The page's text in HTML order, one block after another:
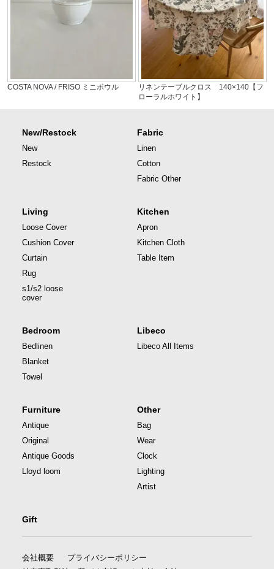
COSTA NOVA / FRISO ミニボウル
リネンテーブルクロス 140×140【フ
ローラルホワイト】
New/Restock
New
Restock
Fabric
Linen
Cotton
Fabric Other
Living
Loose Cover
Cushion Cover
Curtain
Rug
s1/s2 loose
cover
Kitchen
Apron
Kitchen Cloth
Table Item
Bedroom
Bedlinen
Blanket
Towel
Libeco
Libeco All Items
Furniture
Antique
Original
Antique Goods
Lloyd loom
Other
Bag
Wear
Clock
Lighting
Artist
Gift
会社概要
プライバシーポリシー